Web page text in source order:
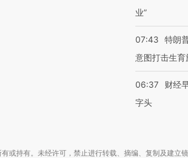
业”
07:43
特朗
意图打击生育
06:37
财经
字头
或持有。未经许可，禁止进行转载、摘编、复制及建立镜